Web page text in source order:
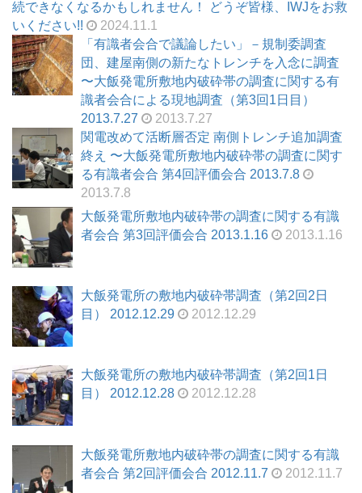
続できなくなるかもしれません！ どうぞ皆様、IWJをお救
いください!!
2024.11.1
「有識者会合で議論したい」－規制委調査
団、建屋南側の新たなトレンチを入念に調査
〜大飯発電所敷地内破砕帯の調査に関する有
識者会合による現地調査（第3回1日目）
2013.7.27
2013.7.27
関電改めて活断層否定 南側トレンチ追加調査
終え 〜大飯発電所敷地内破砕帯の調査に関す
る有識者会合 第4回評価会合 2013.7.8
2013.7.8
大飯発電所敷地内破砕帯の調査に関する有識
者会合 第3回評価会合 2013.1.16
2013.1.16
大飯発電所の敷地内破砕帯調査（第2回2日
目） 2012.12.29
2012.12.29
大飯発電所の敷地内破砕帯調査（第2回1日
目） 2012.12.28
2012.12.28
大飯発電所敷地内破砕帯の調査に関する有識
者会合 第2回評価会合 2012.11.7
2012.11.7